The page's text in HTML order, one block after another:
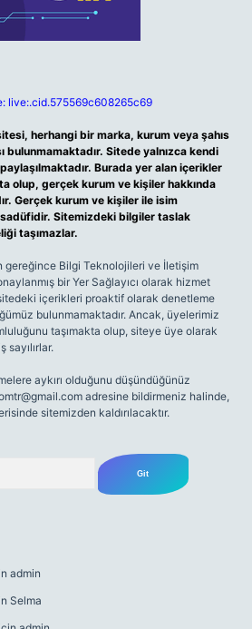
live:.cid.575569c608265c69
herhangi bir marka, kurum veya şahıs
bulunmamaktadır. Sitede yalnızca kendi
paylaşılmaktadır. Burada yer alan içerikler
olup, gerçek kurum ve kişiler hakkında
Gerçek kurum ve kişiler ile isim
Sitemizdeki bilgiler taslak
taşımazlar.
gereğince Bilgi Teknolojileri ve İletişim
bir Yer Sağlayıcı olarak hizmet
içerikleri proaktif olarak denetleme
bulunmamaktadır. Ancak, üyelerimiz
taşımakta olup, siteye üye olarak
sayılırlar.
aykırı olduğunu düşündüğünüz
adresine bildirmeniz halinde,
sitemizden kaldırılacaktır.
admin
Selma